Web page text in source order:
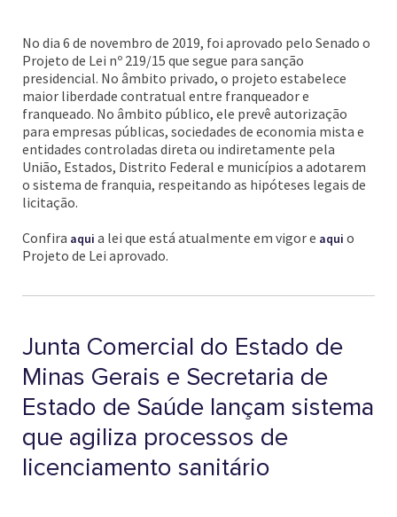
No dia 6 de novembro de 2019, foi aprovado pelo Senado o
Projeto de Lei nº 219/15 que segue para sanção
presidencial. No âmbito privado, o projeto estabelece
maior liberdade contratual entre franqueador e
franqueado. No âmbito público, ele prevê autorização
para empresas públicas, sociedades de economia mista e
entidades controladas direta ou indiretamente pela
União, Estados, Distrito Federal e municípios a adotarem
o sistema de franquia, respeitando as hipóteses legais de
licitação.
Confira aqui a lei que está atualmente em vigor e aqui o
Projeto de Lei aprovado.
Junta Comercial do Estado de
Minas Gerais e Secretaria de
Estado de Saúde lançam sistema
que agiliza processos de
licenciamento sanitário